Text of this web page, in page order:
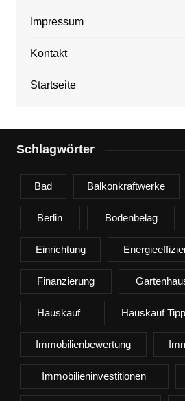
Impressum
Kontakt
Startseite
Schlagwörter
Bad Balkonkraftwerke
Berlin Bodenbelag
Einrichtung
Finanzierung
Hauskauf Hauskauf
Immobilienbewertung
Immobilieninvestitionen